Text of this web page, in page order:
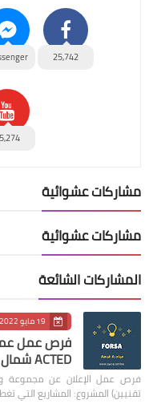
25,742
مشاركات عشوائية
مشاركات عشوائية
المشاركات الشائعة
19 مايو 2022
فرص عمل
ACTED شمال سوريا
فرص عمل الإعلان عن مجموعة
تقنيين) المشروع: المشاريع التي